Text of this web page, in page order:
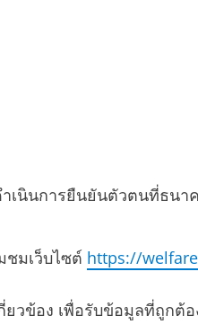
เนินการยืนยันตัวตนที่ธนา
ชมเว็บไซต์ https://
วข้อง เพื่อรับข้อมูลที่ถูกต้อ